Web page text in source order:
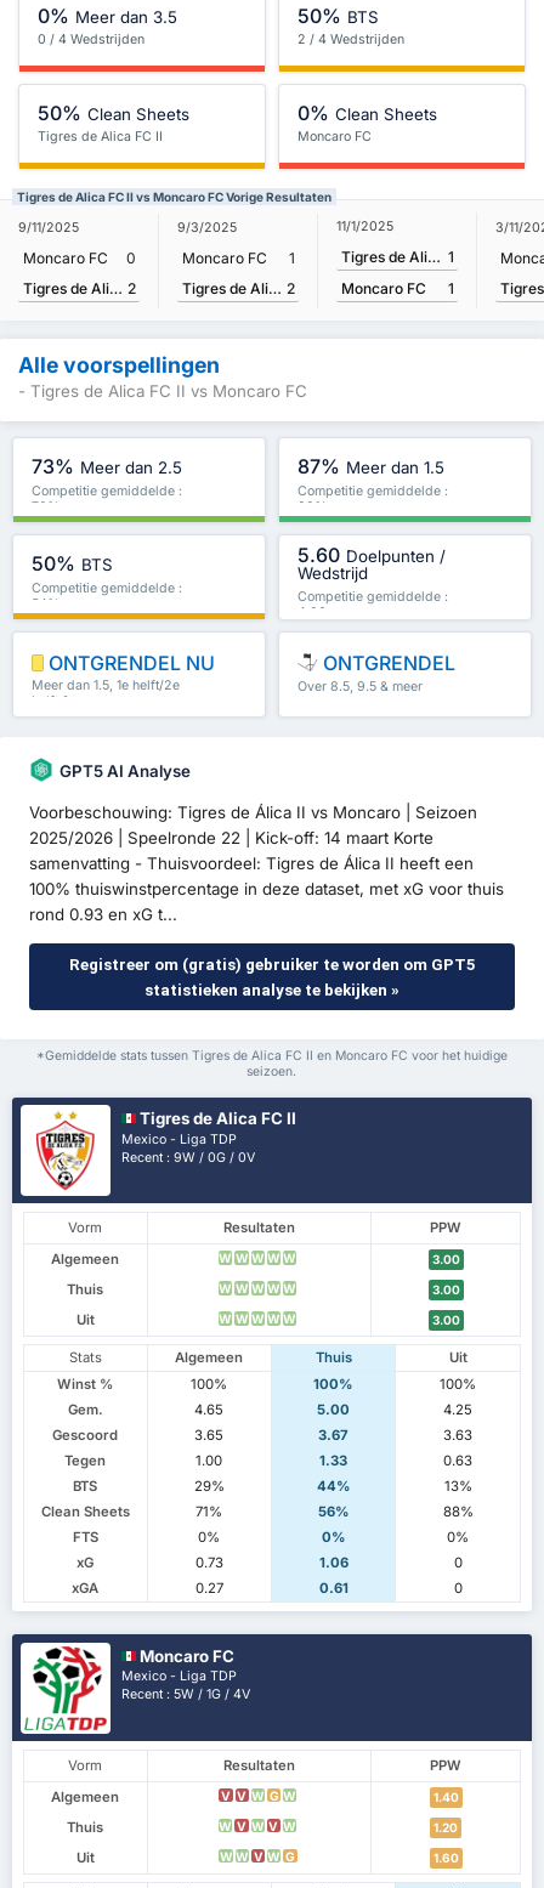
0% Meer dan 3.5
0 / 4 Wedstrijden
50% BTS
2 / 4 Wedstrijden
50% Clean Sheets
Tigres de Alica FC II
0% Clean Sheets
Moncaro FC
Tigres de Alica FC II vs Moncaro FC Vorige Resultaten
9/11/2025
Moncaro FC
0
Tigres de Alica FC II 2
9/3/2025
Moncaro FC
1
Tigres de Alica FC II 2
11/1/2025
Tigres de Alica FC II 1
Moncaro FC
1
3/11/
Alle voorspellingen
- Tigres de Alica FC II vs Moncaro FC
73% Meer dan 2.5
Competitie gemiddelde :
70%
87% Meer dan 1.5
Competitie gemiddelde :
83%
50% BTS
Competitie gemiddelde :
54%
5.60 Doelpunten /
Wedstrijd
Competitie gemiddelde :
4.36
ONTGRENDEL NU
Meer dan 1.5, 1e helft/2e
helft & meer
ONTGRENDEL
Over 8.5, 9.5 & meer
GPT5 AI Analyse
Voorbeschouwing: Tigres de Álica II vs Moncaro | Seizoen
2025/2026 | Speelronde 22 | Kick-off: 14 maart Korte
samenvatting - Thuisvoordeel: Tigres de Álica II heeft een
100% thuiswinstpercentage in deze dataset, met xG voor thuis
rond 0.93 en xG t...
Registreer om (gratis) gebruiker te worden om GPT5
statistieken analyse te bekijken »
*Gemiddelde stats tussen Tigres de Alica FC II en Moncaro FC voor het huidige
seizoen.
Tigres de Alica FC II
Mexico - Liga TDP
Recent : 9W / 0G / 0V
Vorm Resultaten
PPW
Algemeen
W W W W W 3.00
Thuis W W W W W 3.00
Uit W W W W W 3.00
Stats Algemeen Thuis
Uit
Winst %
100% 100%
100%
Gem.
4.65 5.00
4.25
Gescoord
3.65 3.67
3.63
Tegen
1.00 1.33
0.63
BTS
29% 44%
13%
Clean Sheets
71% 56%
88%
FTS
0% 0%
0%
xG
0.73 1.06
0
xGA
0.27 0.61 0
Moncaro FC
Mexico - Liga TDP
Recent : 5W / 1G / 4V
Vorm Resultaten
PPW
Algemeen
V V W G W 1.40
Thuis W V W V W 1.20
Uit W W V W G 1.60